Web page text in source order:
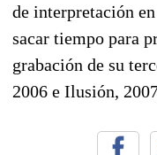
de interpretación
sacar tiempo para
grabación de su
2006 e Ilusión,